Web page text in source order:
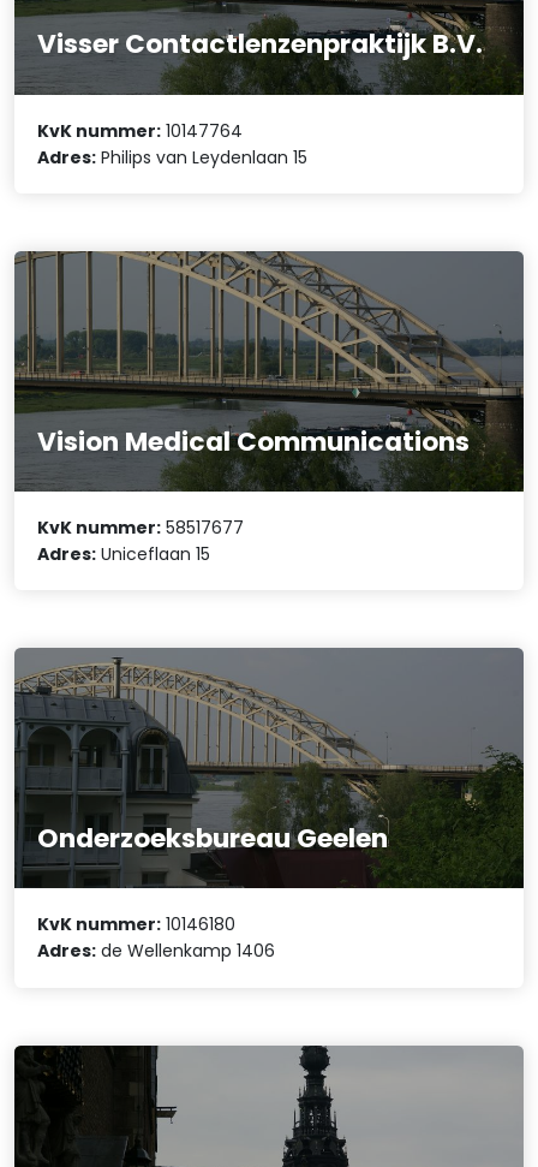
Visser Contactlenzenpraktijk B.V.
KvK nummer: 10147764
Adres: Philips van Leydenlaan 15
Vision Medical Communications
KvK nummer: 58517677
Adres: Uniceflaan 15
Onderzoeksbureau Geelen
KvK nummer: 10146180
Adres: de Wellenkamp 1406